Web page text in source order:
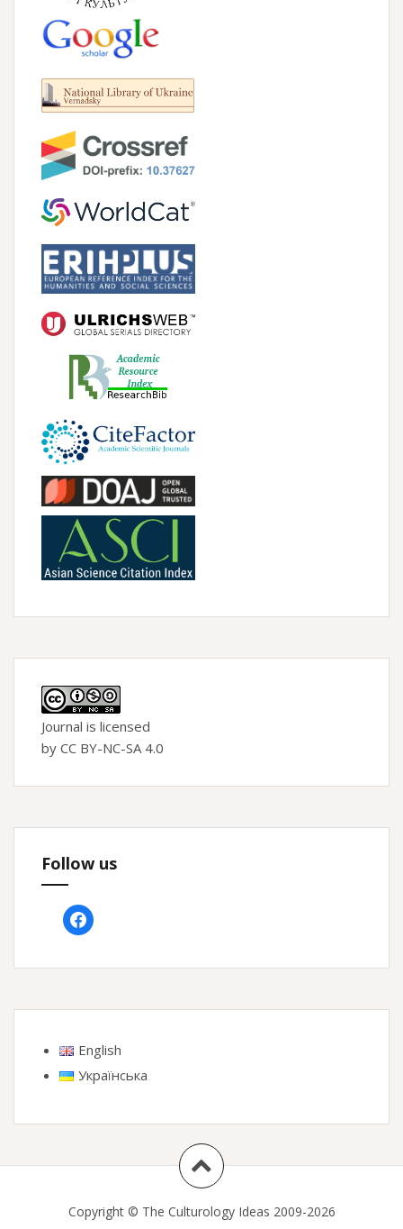
Journal is licensed
by CC BY-NC-SA 4.0
Follow us
facebook
English
Українська
Copyright © The Culturology Ideas 2009-2026